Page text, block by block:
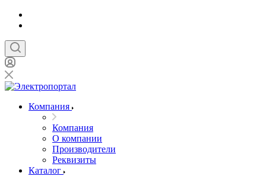
Компания
Компания
О компании
Производители
Реквизиты
Каталог